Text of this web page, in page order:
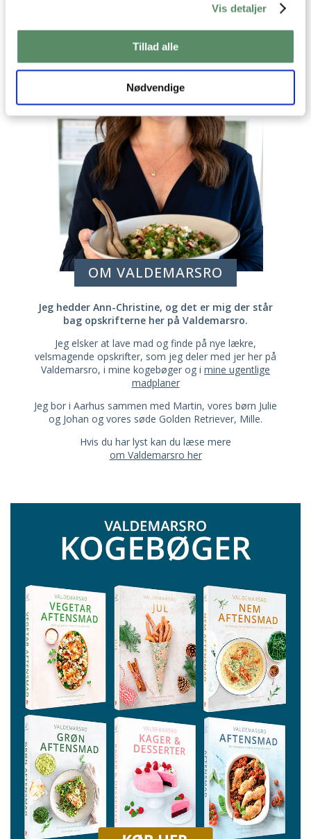
Vis detaljer
Tillad alle
Nødvendige
OM VALDEMARSRO
Jeg hedder Ann-Christine, og det er mig der står
bag opskrifterne her på Valdemarsro.
Jeg elsker at lave mad og finde på nye lækre,
velsmagende opskrifter, som jeg deler med jer her på
Valdemarsro, i mine kogebøger og i mine ugentlige
madplaner
Jeg bor i Aarhus sammen med Martin, vores børn Julie
og Johan og vores søde Golden Retriever, Mille.
Hvis du har lyst kan du læse mere
om Valdemarsro her